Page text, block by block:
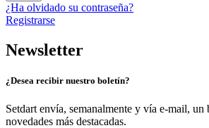
¿Ha olvidado su contraseña?
Registrarse
Newsletter
¿Desea recibir nuestro boletín?
Setdart envía, semanalmente y vía e-mail, un
novedades más destacadas.